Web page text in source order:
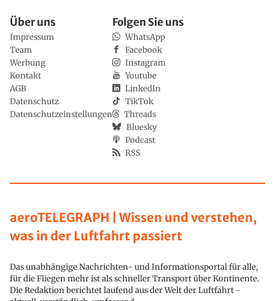
aeroTELEGRAPH | Wissen und verstehen,
was in der Luftfahrt passiert
Das unabhängige Nachrichten- und Informationsportal für alle,
für die Fliegen mehr ist als schneller Transport über Kontinente.
Die Redaktion berichtet laufend aus der Welt der Luftfahrt -
Über uns
Impressum
Team
Werbung
Kontakt
AGB
Datenschutz
Datenschutzeinstellungen
Folgen Sie uns
WhatsApp
Facebook
Instagram
Youtube
LinkedIn
TikTok
Threads
Bluesky
Podcast
RSS